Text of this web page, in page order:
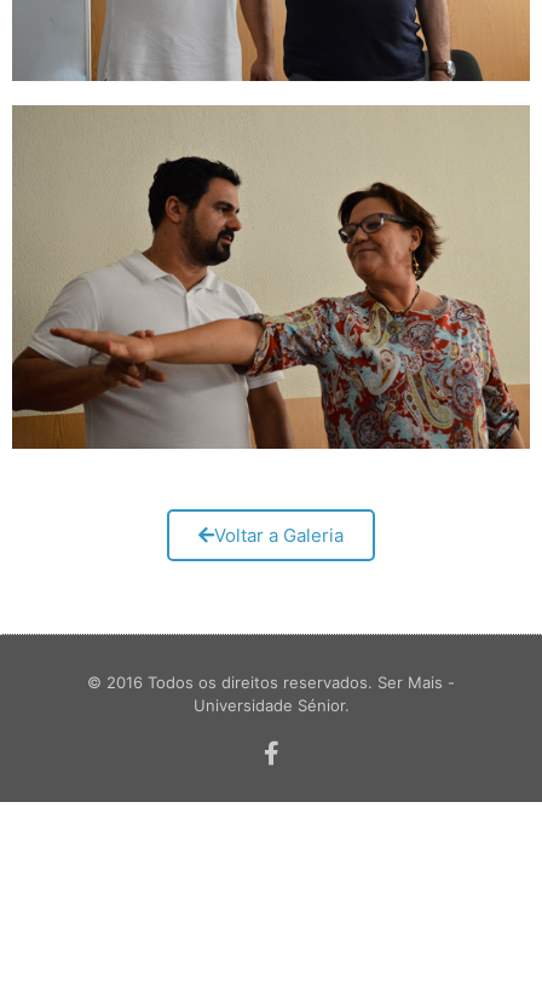
Voltar a Galeria
© 2016 Todos os direitos reservados. Ser Mais -
Universidade Sénior.